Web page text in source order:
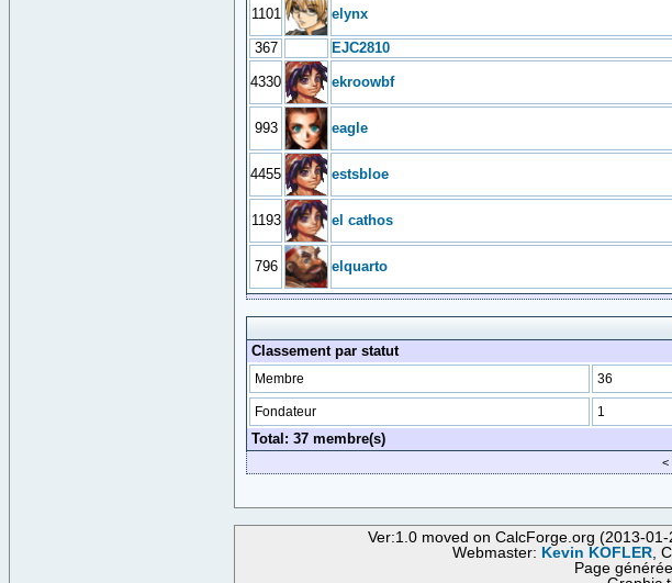
1101 elynx
367 EJC2810
4330 ekroowbf
993 eagle
4455 estsbloe
1193 el cathos
796 elquarto
Classement par statut
Membre 36
Fondateur 1
Total: 37 membre(s)
<
Ver:1.0 moved on CalcForge.org (2013-
Webmaster: Kevin KOFLER,
Page